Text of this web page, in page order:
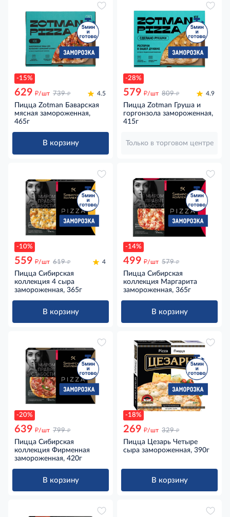
-15%
629 д/шт 739 д 4.5
Пицца Zotman Баварская
мясная замороженная,
465г
В корзину
-28%
579 д/шт 809 д 4.9
Пицца Zotman Груша и
горгонзола замороженная,
415г
Только в торговом центре
-10%
559 д/шт 619 д 4
Пицца Сибирская
коллекция 4 сыра
замороженная, 365г
В корзину
-14%
499 д/шт 579 д
Пицца Сибирская
коллекция Маргарита
замороженная, 365г
В корзину
-20%
639 д/шт 799 д
Пицца Сибирская
коллекция Фирменная
замороженная, 420г
В корзину
-18%
269 д/шт 329 д
Пицца Цезарь Четыре
сыра замороженная, 390г
В корзину